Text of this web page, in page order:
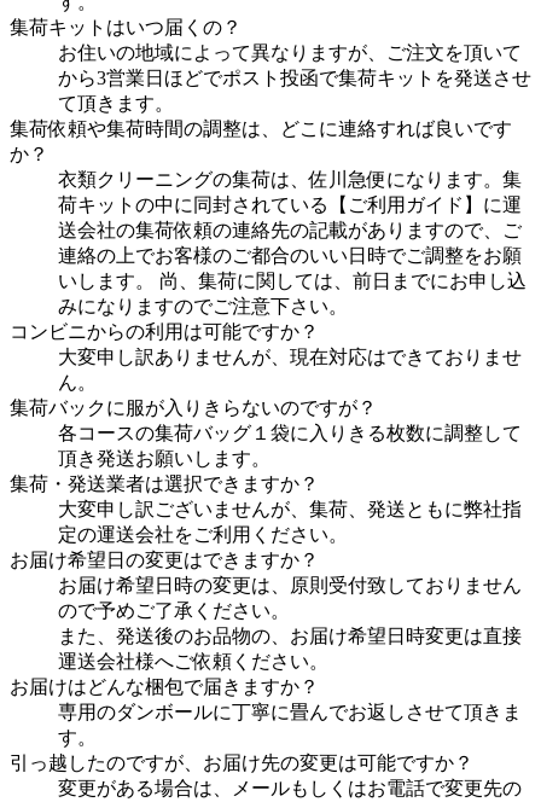
集荷キットはいつ届くの？
お住いの地域によって異なりますが、ご注文を頂いて
から3営業日ほどでポスト投函で集荷キットを発送させ
て頂きます。
集荷依頼や集荷時間の調整は、どこに連絡すれば良いです
か？
衣類クリーニングの集荷は、佐川急便になります。集
荷キットの中に同封されている【ご利用ガイド】に運
送会社の集荷依頼の連絡先の記載がありますので、ご
連絡の上でお客様のご都合のいい日時でご調整をお願
いします。 尚、集荷に関しては、前日までにお申し込
みになりますのでご注意下さい。
コンビニからの利用は可能ですか？
大変申し訳ありませんが、現在対応はできておりませ
ん。
集荷バックに服が入りきらないのですが？
各コースの集荷バッグ１袋に入りきる枚数に調整して
頂き発送お願いします。
集荷・発送業者は選択できますか？
大変申し訳ございませんが、集荷、発送ともに弊社指
定の運送会社をご利用ください。
お届け希望日の変更はできますか？
お届け希望日時の変更は、原則受付致しておりません
ので予めご了承ください。
また、発送後のお品物の、お届け希望日時変更は直接
運送会社様へご依頼ください。
お届けはどんな梱包で届きますか？
専用のダンボールに丁寧に畳んでお返しさせて頂きま
す。
引っ越したのですが、お届け先の変更は可能ですか？
変更がある場合は、メールもしくはお電話で変更先の